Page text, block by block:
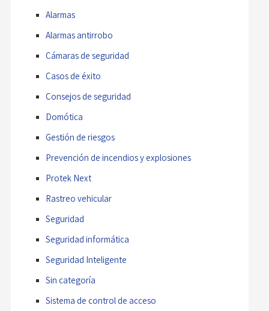
Alarmas
Alarmas antirrobo
Cámaras de seguridad
Casos de éxito
Consejos de seguridad
Domótica
Gestión de riesgos
Prevención de incendios y explosiones
Protek Next
Rastreo vehicular
Seguridad
Seguridad informática
Seguridad Inteligente
Sin categoría
Sistema de control de acceso